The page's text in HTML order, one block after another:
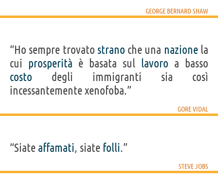
GEORGE BERNARD SHAW
“Ho sempre trovato strano che una nazionela
cui prosperità è basata sul lavoro a basso
costo degli immigranti sia così
incessantemente xenofoba.”
GORE VIDAL
“Siate affamati, siate folli.”
STEVE JOBS